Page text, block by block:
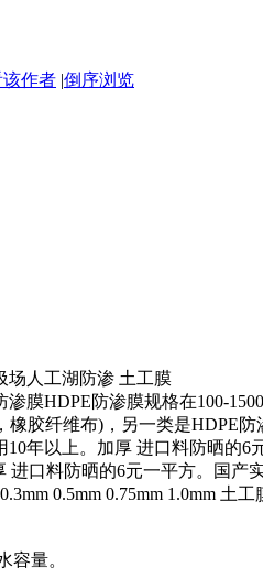
该作者 |倒序浏览
场人工湖防渗 土工膜
膜HDPE防渗膜规格在100-
胶纤维布)，另一类是HDPE
年以上。加厚 进口料防晒的
进口料防晒的6元一平方。国产
0.5mm 0.75mm 1.0mm 土
容量。